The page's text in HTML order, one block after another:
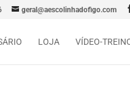
geral@aescolinhadofigo.com
LOJA VÍDEO-